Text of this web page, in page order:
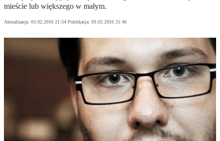
mieście lub większego w małym.
Aktualizacja: 03.02.2016 21:54 Publikacja: 03.02.2016 21:46